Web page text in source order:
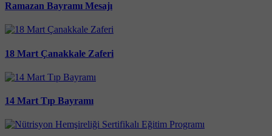
Ramazan Bayramı Mesajı
18 Mart Çanakkale Zaferi
14 Mart Tıp Bayramı